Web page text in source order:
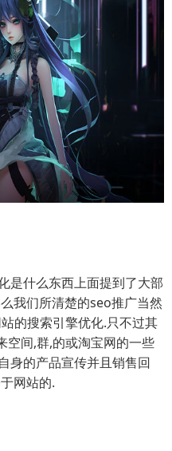
是什么东西上面提到了大部
我们所清楚的seo推广当然
的搜索引擎优化.只不过其
空间,群,的或淘宝网的一些
身的产品宣传并且销售回
网站的.